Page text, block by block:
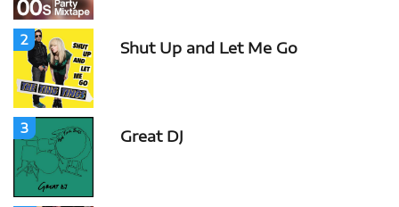
2 Shut Up and Let Me Go
3 Great DJ